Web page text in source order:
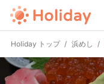
Holiday トップ 浜めし